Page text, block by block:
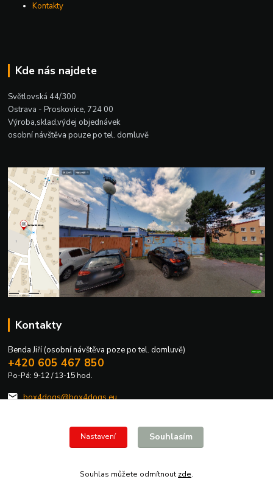
Kontakty
Kde nás najdete
Světlovská 44/300
Ostrava - Proskovice, 724 00
Výroba,sklad,výdej objednávek
osobní návštěva pouze po tel. domluvě
Kontakty
Benda Jiří (osobní návštěva poze po tel. domluvě)
+420 605 467 850
Po-Pá: 9-12 / 13-15 hod.
box4dogs@box4dogs.eu
Nastavení Souhlasím
Souhlas můžete odmítnout zde.